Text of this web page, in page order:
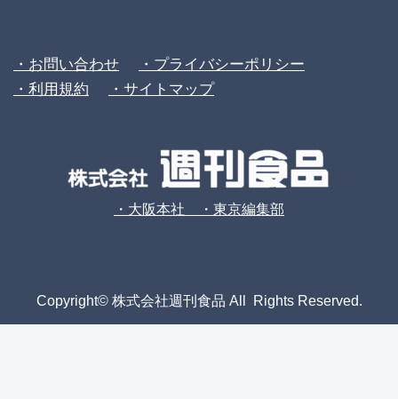
・お問い合わせ
・プライバシーポリシー
・利用規約
・サイトマップ
・大阪本社 ・東京編集部
Copyright© 株式会社週刊食品 All Rights Reserved.